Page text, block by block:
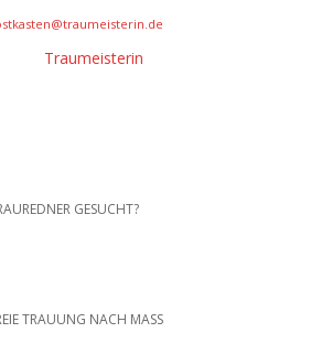
München,
TO CONTENTGESUCHT?
TRAUUNG NACH MASS